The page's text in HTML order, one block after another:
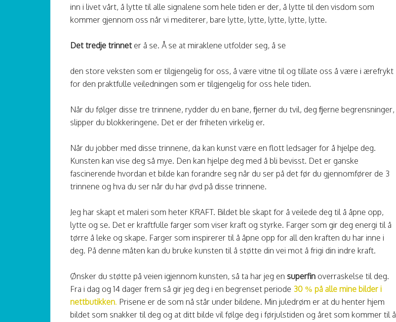
inn i livet vårt, å lytte til alle signalene som hele tiden er der, å lytte til den visdom som
kommer gjennom oss når vi mediterer, bare lytte, lytte, lytte, lytte, lytte.
Det tredje trinneter å se. Å se at miraklene utfolder seg, å se
den store veksten som er tilgjengelig for oss, å være vitne til og tillate oss å være i ærefrykt
for den praktfulle veiledningen som er tilgjengelig for oss hele tiden.
Når du følger disse tre trinnene, rydder du en bane, fjerner du tvil, deg fjerne begrensninger,
slipper du blokkeringene. Det er der friheten virkelig er.
Når du jobber med disse trinnene, da kan kunst være en flott ledsager for å hjelpe deg.
Kunsten kan vise deg så mye. Den kan hjelpe deg med å bli bevisst. Det er ganske
fascinerende hvordan et bilde kan forandre seg når du ser på det før du gjennomfører de 3
trinnene og hva du ser når du har øvd på disse trinnene.
Jeg har skapt et maleri som heter KRAFT. Bildet ble skapt for å veilede deg til å åpne opp,
lytte og se. Det er kraftfulle farger som viser kraft og styrke. Farger som gir deg energi til å
tørre å leke og skape. Farger som inspirerer til å åpne opp for all den kraften du har inne i
deg. På denne måten kan du bruke kunsten til å støtte din vei mot å frigi din indre kraft.
Ønsker du støtte på veien igjennom kunsten, så ta har jeg en superfin overraskelse til deg.
Fra i dag og 14 dager frem så gir jeg deg i en begrenset periode 30 % på alle mine bilder i
nettbutikken. Prisene er de som nå står under bildene. Min juledrøm er at du henter hjem
bildet som snakker til deg og at ditt bilde vil følge deg i førjulstiden og året som kommer til å